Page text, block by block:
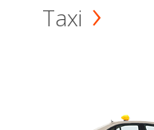
Taxi